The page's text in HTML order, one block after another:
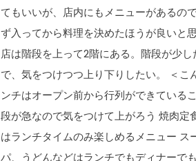
てもいいが、店内にもメニューがあるの
ず入ってから料理を決めたほうが良いと
店は階段を上って2階にある。階段が少
で、気をつけつつ上り下りしたい。 ＜こ
ンチはオープン前から行列ができている
段が急なので気をつけて上がろう 焼肉定
はランチタイムのみ楽しめるメニュー ス
パ、うどんなどはランチでもディナーで